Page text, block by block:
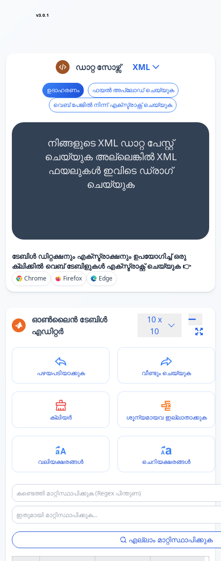
v3.0.1
ഡാറ്റ സോഴ്സ് XML
ഉദാഹരണം
ഫയൽ അപ്‌ലോഡ് ചെയ്യുക
വെബ് പേജിൽ നിന്ന് എക്സ്ട്രാക്റ്റ് ചെയ്യുക
നിങ്ങളുടെ XML ഡാറ്റ പേസ്റ്റ്
ചെയ്യുക അല്ലെങ്കിൽ XML
ഫയലുകൾ ഇവിടെ ഡ്രാഗ്
ചെയ്യുക
ടേബിൾ ഡിറ്റക്ഷനും എക്സ്ട്രാക്ഷനും ഉപയോഗിച്ച് ഒരു
ക്ലിക്കിൽ വെബ് ടേബിളുകൾ എക്സ്ട്രാക്റ്റ് ചെയ്യുക 👉
Chrome Firefox Edge
ഓൺലൈൻ ടേബിൾ
എഡിറ്റർ
10 x
10
പഴയപടിയാക്കുക വീണ്ടും ചെയ്യുക
ക്ലിയർ ശൂന്യമായവ ഇല്ലാതാക്കുക
വലിയക്ഷരങ്ങൾ ചെറിയക്ഷരങ്ങൾ
എല്ലാം മാറ്റിസ്ഥാപിക്കുക